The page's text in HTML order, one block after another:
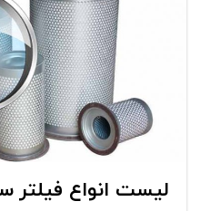
لیست انواع فیلتر